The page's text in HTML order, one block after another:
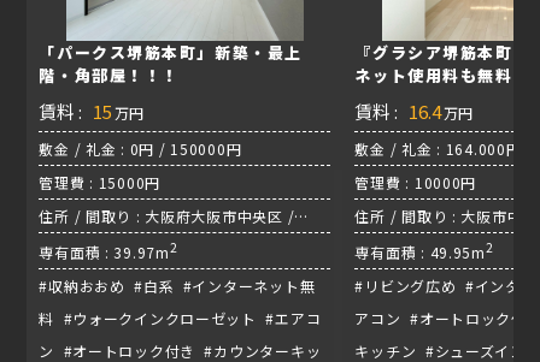
「パークス堺筋本町」新築・最上
階・角部屋！！！
賃料 : 15 万円
敷金 / 礼金 : 0円 / 150000円
管理費 : 15000円
住所 / 間取り : 大阪府大阪市中央区 /
1LDK+S
専有面積 : 39.97m2
#収納おおめ #白系 #インターネット無
料 #ウォークインクローゼット #エアコ
ン #オートロック付き #カウンターキッ
『グラシア堺筋本町
ネット使用料も無料✨
賃料 : 16.4万円
敷金 / 礼金 : 164.000円 /
管理費 : 10000円
住所 / 間取り : 大阪市中
専有面積 : 49.95m2
#リビング広め #インタ
アコン #オートロック付
キッチン #シューズイン